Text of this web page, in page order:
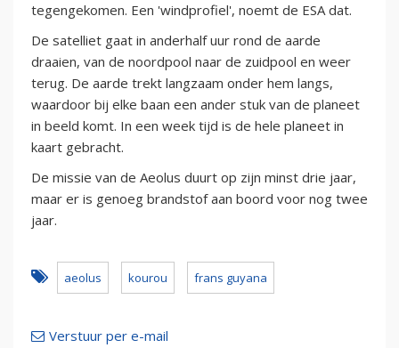
tegengekomen. Een 'windprofiel', noemt de ESA dat.
De satelliet gaat in anderhalf uur rond de aarde
draaien, van de noordpool naar de zuidpool en weer
terug. De aarde trekt langzaam onder hem langs,
waardoor bij elke baan een ander stuk van de planeet
in beeld komt. In een week tijd is de hele planeet in
kaart gebracht.
De missie van de Aeolus duurt op zijn minst drie jaar,
maar er is genoeg brandstof aan boord voor nog twee
jaar.
aeolus kourou frans guyana
Verstuur per e-mail